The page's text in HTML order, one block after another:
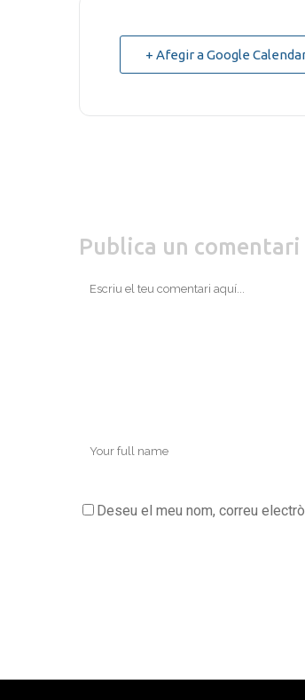
+ Afegir a Google
Publica un comentari
Deseu el meu nom, correu